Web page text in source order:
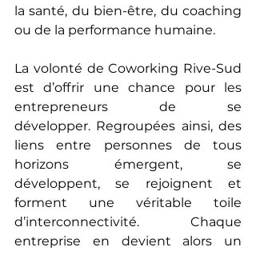
la santé, du bien-être, du coaching
ou de la performance humaine.
La volonté de Coworking Rive-Sud
est d’offrir une chance pour les
entrepreneurs de se
développer. Regroupées ainsi, des
liens entre personnes de tous
horizons émergent, se
développent, se rejoignent et
forment une véritable toile
d’interconnectivité. Chaque
entreprise en devient alors un